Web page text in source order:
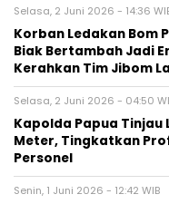
Selasa, 2 Juni 2026 - 14:36
Korban Ledakan Bom
Biak Bertambah Jadi
Kerahkan Tim Jibom
Selasa, 2 Juni 2026 - 04:50
Kapolda Papua Tinjau
Meter, Tingkatkan
Personel
Senin, 1 Juni 2026 - 12:42 WIB